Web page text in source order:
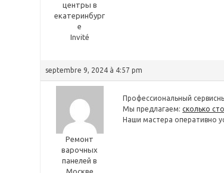
центры в
екатеринбург
е
Invité
septembre 9, 2024 à 4:57 pm
Ремонт
варочных
панелей в
Москве
Профессиональный
Мы предлагаем:сколько
Наши мастера оперативно